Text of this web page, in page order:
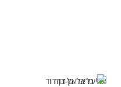
יעל בראל-בן דוד